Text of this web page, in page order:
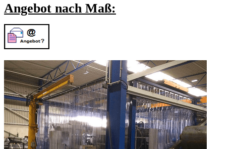
Angebot nach Maß: